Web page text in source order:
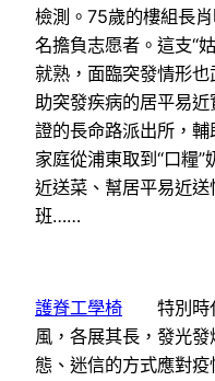
檢測。75歲的樓組長
名擔負志愿者。這支“
就熟，面臨突發情形
助突發疾病的居平易
證的長命路派出所，
家庭從浦東取到“口糧
近送菜、幫居平易近
班……
護脊工學椅 特別時代
風，各展其長，發光
態、迷信的方式應對